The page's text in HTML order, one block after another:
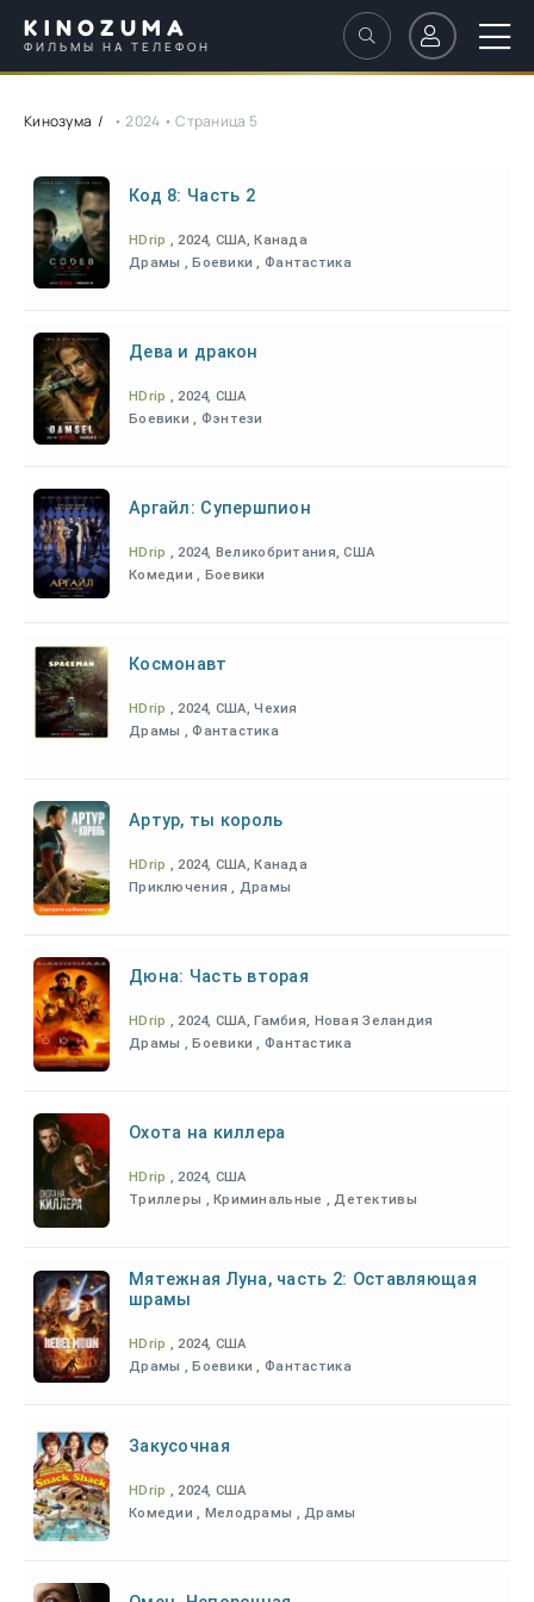
KINOZUMA
ФИЛЬМЫ НА ТЕЛЕФОН
Кинозума • 2024 • Страница 5
Код 8: Часть 2
HDrip , 2024, США, Канада
Драмы , Боевики , Фантастика
Дева и дракон
HDrip , 2024, США
Боевики , Фэнтези
Аргайл: Супершпион
HDrip , 2024, Великобритания, США
Комедии , Боевики
Космонавт
HDrip , 2024, США, Чехия
Драмы , Фантастика
Артур, ты король
HDrip , 2024, США, Канада
Приключения , Драмы
Дюна: Часть вторая
HDrip , 2024, США, Гамбия, Новая Зеландия
Драмы , Боевики , Фантастика
Охота на киллера
HDrip , 2024, США
Триллеры , Криминальные , Детективы
Мятежная Луна, часть 2: Оставляющая
шрамы
HDrip , 2024, США
Драмы , Боевики , Фантастика
Закусочная
HDrip , 2024, США
Комедии , Мелодрамы , Драмы